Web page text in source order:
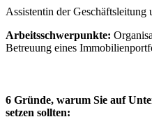
Assistentin der
Arbeitsschwerpunkte:
Betreuung eines
6 Gründe, warum Sie auf
setzen sollten: